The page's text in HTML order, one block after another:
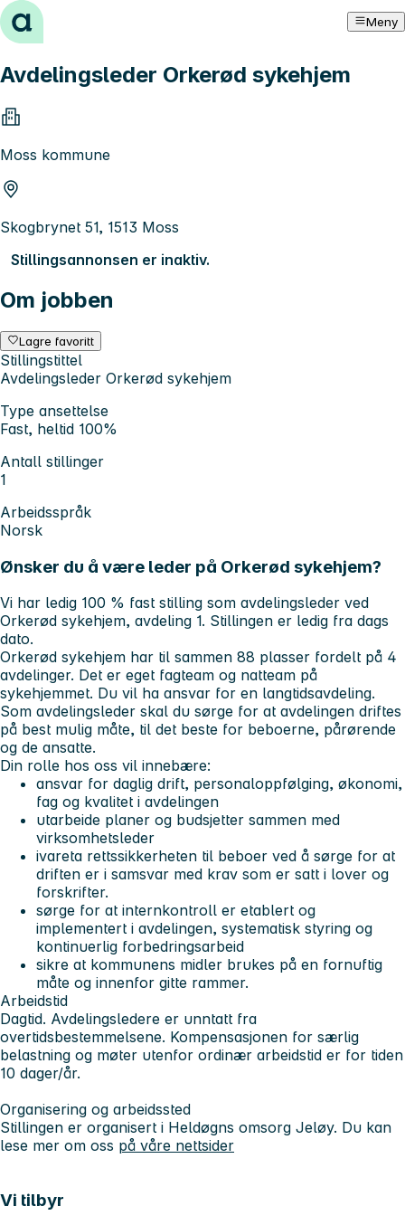
Hopp til innhold Meny
Avdelingsleder Orkerød sykehjem
Moss kommune
Skogbrynet 51, 1513 Moss
Stillingsannonsen er inaktiv.
Om jobben
Lagre favoritt
Stillingstittel
Avdelingsleder Orkerød sykehjem
Type ansettelse
Fast, heltid 100%
Antall stillinger
1
Arbeidsspråk
Norsk
Ønsker du å være leder på Orkerød sykehjem?
Vi har ledig 100 % fast stilling som avdelingsleder ved
Orkerød sykehjem, avdeling 1. Stillingen er ledig fra dags
dato.
Orkerød sykehjem har til sammen 88 plasser fordelt på 4
avdelinger. Det er eget fagteam og natteam på
sykehjemmet. Du vil ha ansvar for en langtidsavdeling.
Som avdelingsleder skal du sørge for at avdelingen driftes
på best mulig måte, til det beste for beboerne, pårørende
og de ansatte.
Din rolle hos oss vil innebære:
ansvar for daglig drift, personaloppfølging, økonomi,
fag og kvalitet i avdelingen
utarbeide planer og budsjetter sammen med
virksomhetsleder
ivareta rettssikkerheten til beboer ved å sørge for at
driften er i samsvar med krav som er satt i lover og
forskrifter.
sørge for at internkontroll er etablert og
implementert i avdelingen, systematisk styring og
kontinuerlig forbedringsarbeid
sikre at kommunens midler brukes på en fornuftig
måte og innenfor gitte rammer.
Arbeidstid
Dagtid. Avdelingsledere er unntatt fra
overtidsbestemmelsene. Kompensasjonen for særlig
belastning og møter utenfor ordinær arbeidstid er for tiden
10 dager/år.
Organisering og arbeidssted
Stillingen er organisert i Heldøgns omsorg Jeløy. Du kan
lese mer om oss på våre nettsider
Vi tilbyr